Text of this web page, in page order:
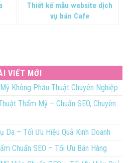
Thiết kế mẫu website dịch
vụ bán Cafe
VIẾT MỚI
Không Phẫu Thuật Chuyên Nghiệp
Thẩm Mỹ – Chuẩn SEO, Chuyên
Da – Tối Ưu Hiệu Quả Kinh Doanh
Chuẩn SEO – Tối Ưu Bán Hàng